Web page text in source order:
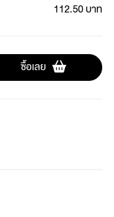
112.50 บาท
ซื้อเลย